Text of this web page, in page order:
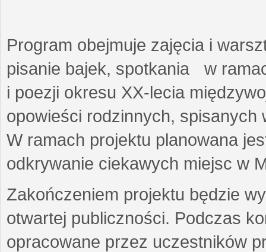
Program obejmuje zajęcia i
pisanie bajek, spotkania w
i poezji okresu XX-lecia
opowieści rodzinnych,
W ramach projektu planowana
odkrywanie ciekawych miejsc w
Zakończeniem projektu będzie
otwartej publiczności. Podczas
opracowane przez uczestników